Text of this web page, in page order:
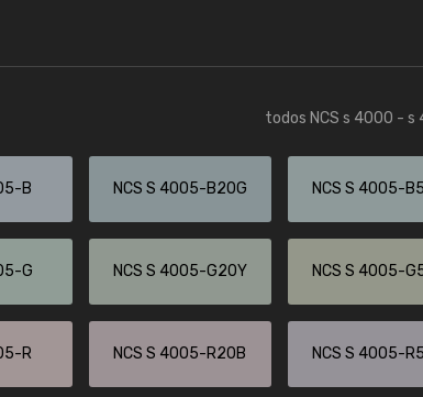
todos NCS s 4000 - s
B NCS S 4005-B20G NCS S 4005-
G NCS S 4005-G20Y NCS S 4005-
R NCS S 4005-R20B NCS S 4005-